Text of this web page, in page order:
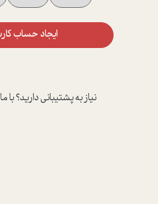
ایجاد حساب
نیاز به پشتیبانی دارید؟ با